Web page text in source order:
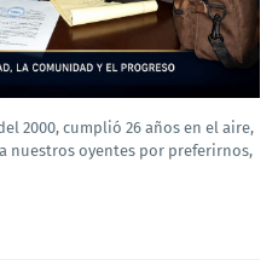
2000, cumplió 26 años en el aire,
nuestros oyentes por preferirnos,